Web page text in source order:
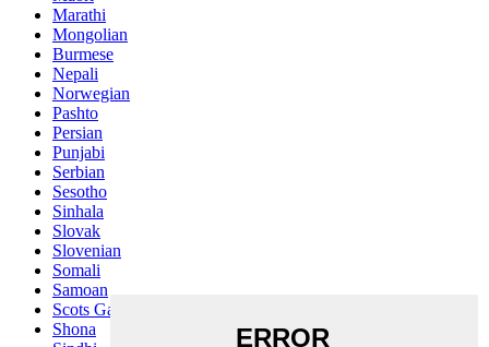
Marathi
Mongolian
Burmese
Nepali
Norwegian
Pashto
Persian
Punjabi
Serbian
Sesotho
Sinhala
Slovak
Slovenian
Somali
Samoan
Scots Gaelic
Shona